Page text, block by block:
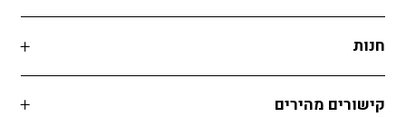
חנות
קישורים מהירים